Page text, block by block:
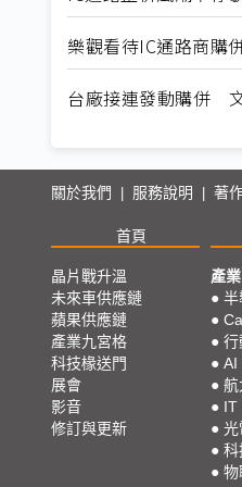
樂觀看待IC通路商
台廠接連發動購併
關於我們 服務說明 著
首頁
晶片戰升溫
未來車供應鏈
蘋果供應鏈
產業九宮格
科技椽送門
展會
影音
修訂與更新
產業
● 半
●
● 行
● AI
● 航
● IT
● 光
● 科
● 物